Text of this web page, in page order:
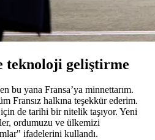
teknoloji geliştirme
bu yana Fransa’ya minnettarım.
Fransız halkına teşekkür ederim.
de tarihi bir nitelik taşıyor. Yeni
ordumuzu ve ülkemizi
ifadelerini kullandı.